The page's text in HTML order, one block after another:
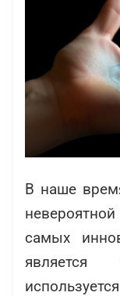
В наше
самых
является